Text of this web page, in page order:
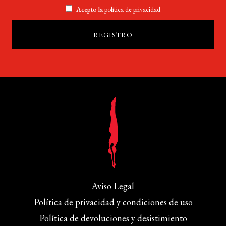
Acepto lapolítica de privacidad
Aviso Legal
Política de privacidad y condiciones de uso
Política de devoluciones y desistimiento